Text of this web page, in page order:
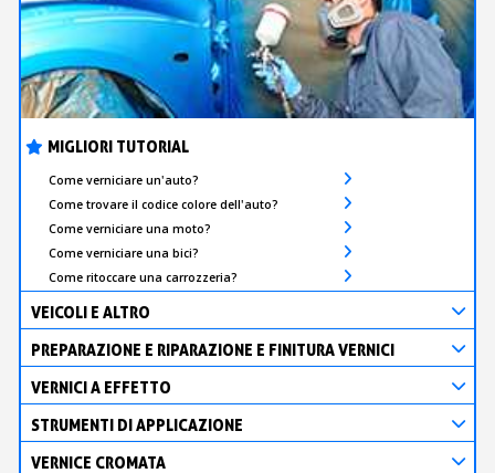
MIGLIORI TUTORIAL
Come verniciare un'auto?
Come trovare il codice colore dell'auto?
Come verniciare una moto?
Come verniciare una bici?
Come ritoccare una carrozzeria?
VEICOLI E ALTRO
PREPARAZIONE E RIPARAZIONE E FINITURA VERNICI
VERNICI A EFFETTO
STRUMENTI DI APPLICAZIONE
VERNICE CROMATA